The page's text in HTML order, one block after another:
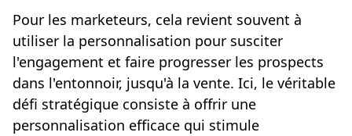
Pour les marketeurs, cela revient souvent à
utiliser la personnalisation pour susciter
l'engagement et faire progresser les prospects
dans l'entonnoir, jusqu'à la vente. Ici, le véritable
défi stratégique consiste à offrir une
personnalisation efficace qui stimule